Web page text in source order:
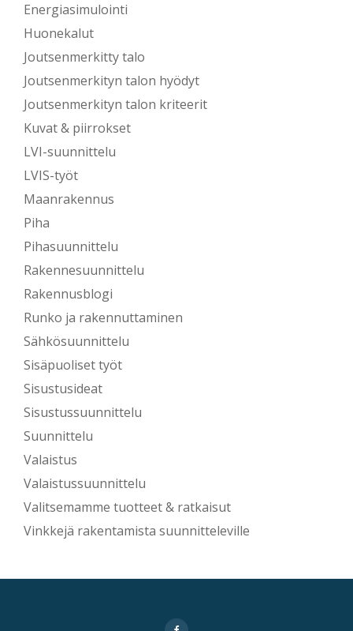
Energiasimulointi
Huonekalut
Joutsenmerkitty talo
Joutsenmerkityn talon hyödyt
Joutsenmerkityn talon kriteerit
Kuvat & piirrokset
LVI-suunnittelu
LVIS-työt
Maanrakennus
Piha
Pihasuunnittelu
Rakennesuunnittelu
Rakennusblogi
Runko ja rakennuttaminen
Sähkösuunnittelu
Sisäpuoliset työt
Sisustusideat
Sisustussuunnittelu
Suunnittelu
Valaistus
Valaistussuunnittelu
Valitsemamme tuotteet & ratkaisut
Vinkkejä rakentamista suunnitteleville
fa-